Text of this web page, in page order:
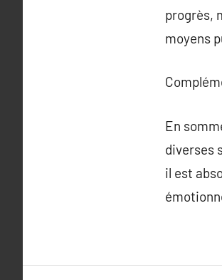
progrès,
moyens
En
diverses
il est